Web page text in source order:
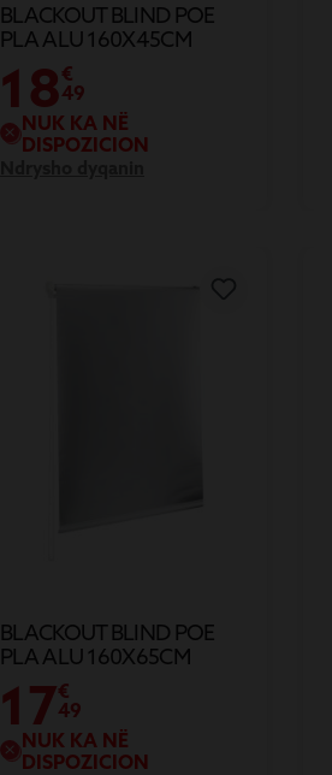
BLACKOUT BLIND POE
PLA ALU 160X45CM
18€
49
NUK KA NË
DISPOZICION
BLACKOUT BLIND POE
PLA ALU 160X65CM
17€
49
NUK KA NË
DISPOZICION